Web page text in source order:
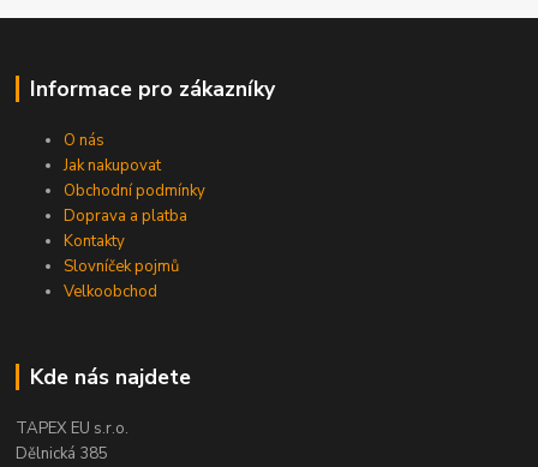
Informace pro zákazníky
O nás
Jak nakupovat
Obchodní podmínky
Doprava a platba
Kontakty
Slovníček pojmů
Velkoobchod
Kde nás najdete
TAPEX EU s.r.o.
Dělnická 385